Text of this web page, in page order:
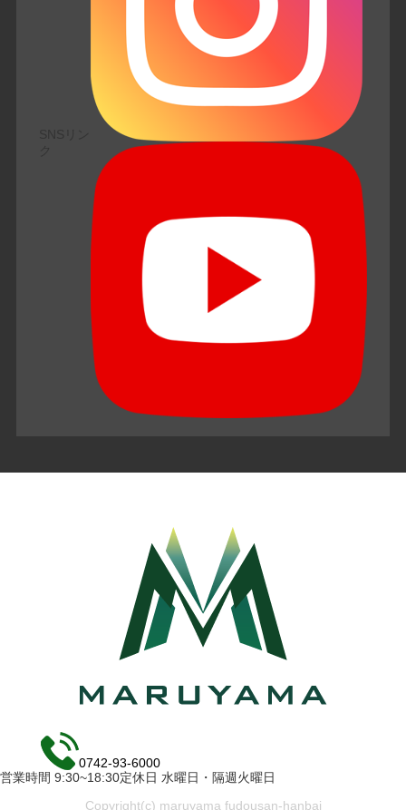
0742-93-6000
営業時間 9:30~18:30定休日 水曜日・隔週火曜日
Copyright(c) maruyama fudousan-hanbai